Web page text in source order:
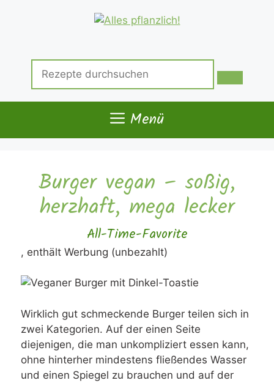
nach:
Menü
Burger vegan – soßig,
herzhaft, mega lecker
All-Time-Favorite
, enthält Werbung (unbezahlt)
Wirklich gut schmeckende Burger teilen sich in
zwei Kategorien. Auf der einen Seite
diejenigen, die man unkompliziert essen kann,
ohne hinterher mindestens fließendes Wasser
und einen Spiegel zu brauchen und auf der